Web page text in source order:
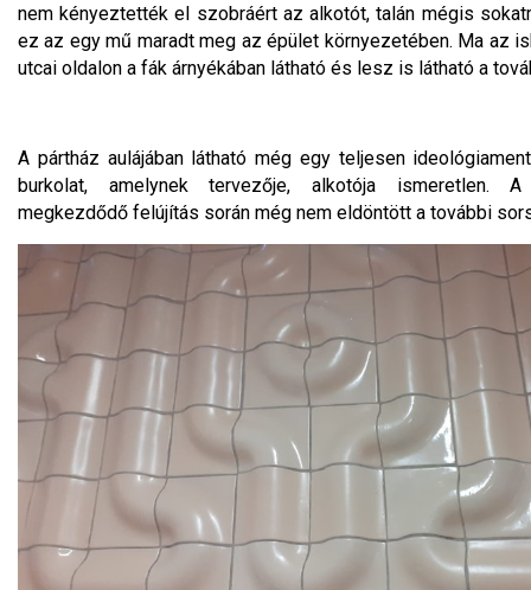
nem kényeztették el szobráért az alkotót, talán mégis
ez az egy mű maradt meg az épület környezetében. Ma az
utcai oldalon a fák árnyékában látható és lesz is látható a
A pártház aulájában látható még egy teljesen
burkolat, amelynek tervezője, alkotója ismeretlen. A
megkezdődő felújítás során még nem eldöntött a további